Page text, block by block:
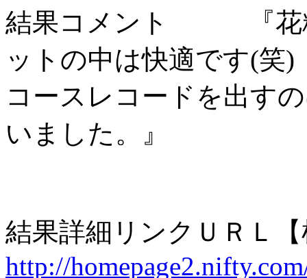
結果コメント 『花粉
ットの中は快適です(笑)
コースレコードを出す
いました。』
結果詳細リンクＵＲＬ
http://